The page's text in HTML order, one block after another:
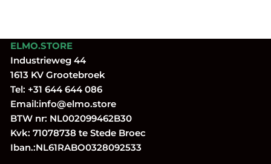
ELMO.STORE
Industrieweg 44
1613 KV Grootebroek
Tel: +31 644 644 086
Email:info@elmo.store
BTW nr: NL002099462B30
Kvk: 71078738 te Stede Broec
Iban.:NL61RABO0328092533